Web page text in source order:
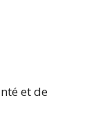
et de